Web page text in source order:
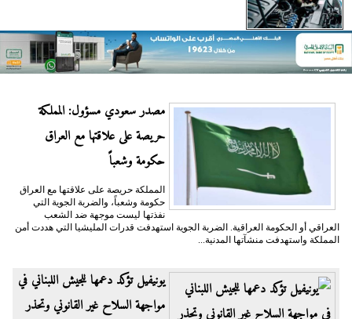
مصدر سعودي مسؤول: المملكة
حريصة على علاقتها مع العراق
حكومة وشعباً
المملكة حريصة على علاقتها مع العراق
حكومة وشعباً، والضربة الجوية التي
نفذتها ليست موجهة ضد الشعب
العراقي أو الحكومة العراقية. الضربة الجوية استهدفت قدرات المليشيا التي هددت أمن
المملكة واستهدفت منشآتها المدنية...
يونيفيل تؤكد دعمها للجيش اللبناني في
مواجهة السلاح غير القانوني وتحذر